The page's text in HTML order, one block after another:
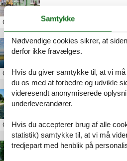
Om Haderslev
Sommerhus på Årø
OmÅrø
Sommerhus i Kelstrup
OmKelstrup
Sommerhus ved
Samtykke
Nødvendige cookies sikrer, at
derfor ikke fravælges.
Hvis du giver samtykke til, at vi
du os med at forbedre og udvikle
videresendt anonymiserede
underleverandører.
Hvis du accepterer brug af alle
statistik) samtykke til, at vi må
tredjepart med henblik på